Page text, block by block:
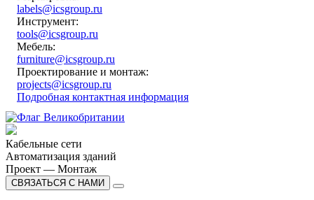
labels@icsgroup.ru
Инструмент:
tools@icsgroup.ru
Мебель:
furniture@icsgroup.ru
Проектирование и монтаж:
projects@icsgroup.ru
Подробная контактная информация
Кабельные сети
Автоматизация зданий
Проект — Монтаж
СВЯЗАТЬСЯ С НАМИ